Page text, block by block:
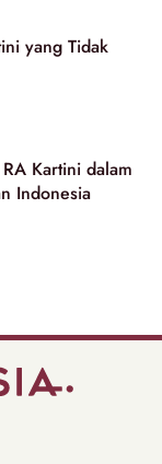
yang Tidak
Kartini dalam
Indonesia